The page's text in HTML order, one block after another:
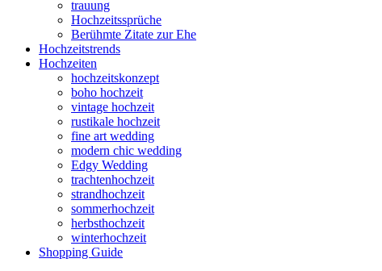
trauung
Hochzeitssprüche
Berühmte Zitate zur Ehe
Hochzeitstrends
Hochzeiten
hochzeitskonzept
boho hochzeit
vintage hochzeit
rustikale hochzeit
fine art wedding
modern chic wedding
Edgy Wedding
trachtenhochzeit
strandhochzeit
sommerhochzeit
herbsthochzeit
winterhochzeit
Shopping Guide